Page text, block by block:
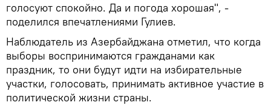
голосуют спокойно. Да и погода хорошая", -
поделился впечатлениями Гулиев.
Наблюдатель из Азербайджана отметил, что когда
выборы воспринимаются гражданами как
праздник, то они будут идти на избирательные
участки, голосовать, принимать активное участие в
политической жизни страны.